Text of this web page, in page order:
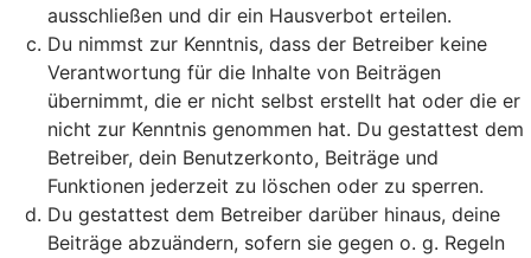
ausschließen und dir ein Hausverbot erteilen.
Du nimmst zur Kenntnis, dass der Betreiber keine
Verantwortung für die Inhalte von Beiträgen
übernimmt, die er nicht selbst erstellt hat oder die er
nicht zur Kenntnis genommen hat. Du gestattest dem
Betreiber, dein Benutzerkonto, Beiträge und
Funktionen jederzeit zu löschen oder zu sperren.
Du gestattest dem Betreiber darüber hinaus, deine
Beiträge abzuändern, sofern sie gegen o. g. Regeln